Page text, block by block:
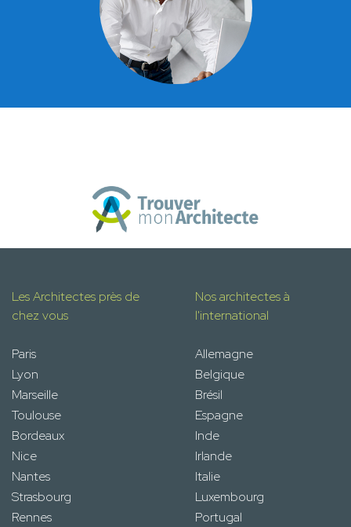
Les Architectes près de
chez vous
Paris
Lyon
Marseille
Toulouse
Bordeaux
Nice
Nantes
Strasbourg
Rennes
Nos architectes à
l'international
Allemagne
Belgique
Brésil
Espagne
Inde
Irlande
Italie
Luxembourg
Portugal